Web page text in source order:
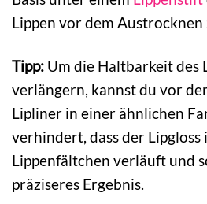
Lippen vor dem Austrocknen
Tipp: Um die Haltbarkeit des
verlängern, kannst du vor
Lipliner in einer ähnlichen
verhindert, dass der Lipgloss
Lippenfältchen verläuft und
präziseres Ergebnis.